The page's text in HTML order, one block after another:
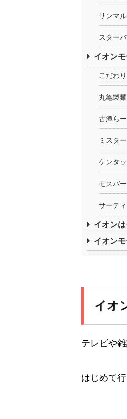
サンマ
スター
イオン
こだわ
丸亀製
古潭ら
ミスタ
ケンタ
モスバ
サーテ
イオン
イオン
イオ
テレビや
はじめて